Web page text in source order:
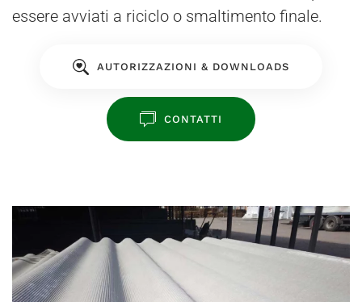
essere avviati a riciclo o smaltimento finale.
AUTORIZZAZIONI & DOWNLOADS
CONTATTI